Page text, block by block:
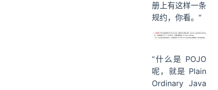
册上有这样一条
规约，你看。”
“什么是 POJO
呢，就是 Plain
Ordinary Java